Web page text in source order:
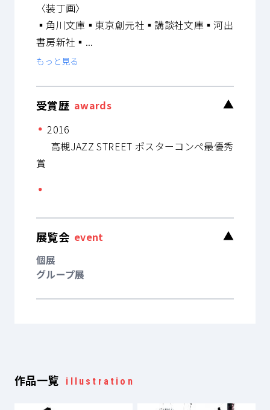
〈装丁画〉
▪️角川文庫▪️東京創元社▪️講談社文庫▪️河出
書房新社▪️...
もっと見る
受賞歴 awards ▼
2016
高槻JAZZ STREET ポスターコンペ最優秀
賞
展覧会 event ▼
個展
グループ展
作品一覧 illustration